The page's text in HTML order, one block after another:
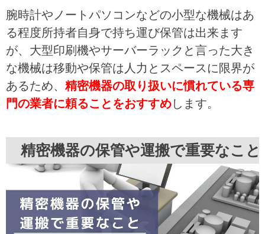
腕時計やノートパソコンなどの小型な機械はあ
る程度所持者自身で持ち運び保管は出来ます
が、大型印刷機やサーバーラックと言った大き
な機械は移動や保管は人力とスペースに限界が
あるため、 精密機器の取り扱いに慣れている専
門の業者に頼ることをおすすめします。
精密機器の保管や運搬で重要なこと